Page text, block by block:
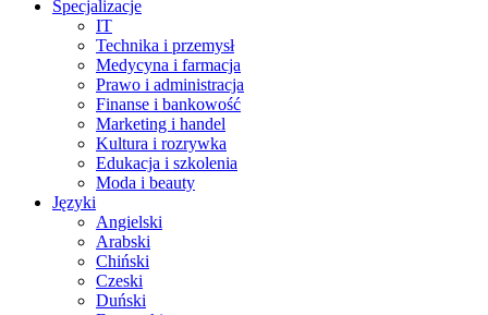
Specjalizacje
IT
Technika i przemysł
Medycyna i farmacja
Prawo i administracja
Finanse i bankowość
Marketing i handel
Kultura i rozrywka
Edukacja i szkolenia
Moda i beauty
Języki
Angielski
Arabski
Chiński
Czeski
Duński